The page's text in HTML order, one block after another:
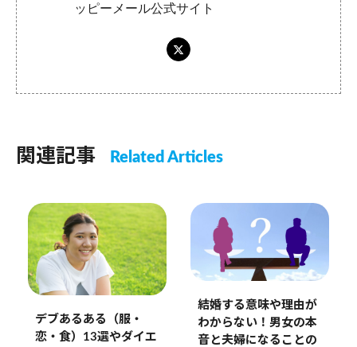
ッピーメール公式サイト
関連記事 Related Articles
デブあるある（服・
恋・食）13選やダイエ
結婚する意味や理由が
わからない！男女の本
音と夫婦になることの